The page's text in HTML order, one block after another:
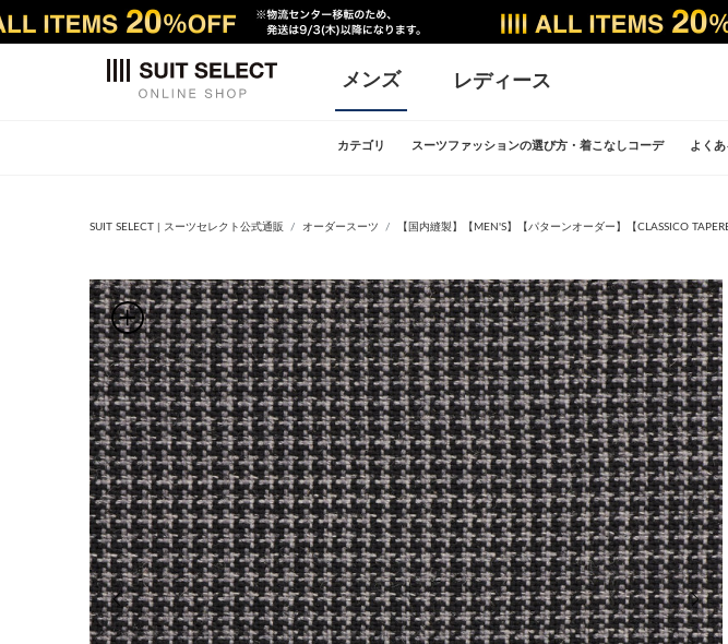
メンズ レディース
カテゴリ スーツファッションの選び方・着こなしコーデ よくあ
SUIT SELECT | スーツセレクト公式通販 オーダースーツ 【国内縫製】【MEN'S】【パターンオーダー】【CLASSICO
前の画像 次の